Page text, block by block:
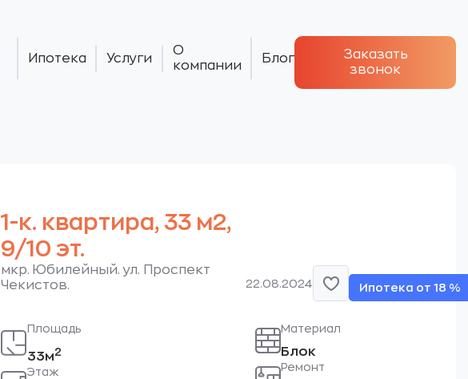
Ипотека Услуги
О
компании
Блог
Заказать
звонок
1-к. квартира, 33 м2,
9/10 эт.
мкр. Юбилейный. ул. Проспект
Чекистов.
22.08.2024 Ипотека от 18 %
Площадь
33м2
Этаж
Материал
Блок
Ремонт